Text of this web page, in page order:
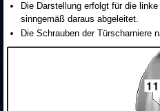
Die Darstellung erfolgt für die
sinngemäß daraus abgeleitet.
Die Schrauben der Türscharniere